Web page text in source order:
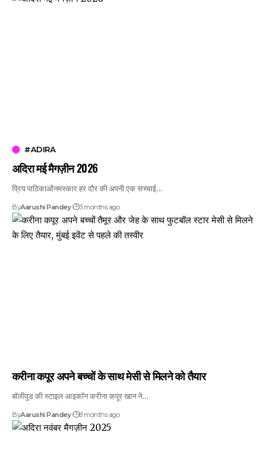
#ADIRA
अदिरा मई मैगज़ीन 2026
प्रिय पाठिकाओंनमस्कार हर दौर की अपनी एक सच्चाई…
ByAarushi Pandey 3 months ago
करीना कपूर अपने बच्चों के साथ मेसी से मिलने को तैयार
बॉलीवुड की स्टाइल आइकॉन करीना कपूर खान ने…
ByAarushi Pandey 8 months ago